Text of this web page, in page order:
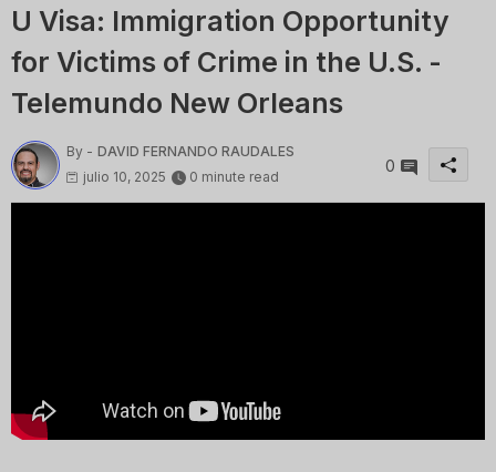
U Visa: Immigration Opportunity
for Victims of Crime in the U.S. -
Telemundo New Orleans
By - DAVID FERNANDO RAUDALES
julio 10, 2025
0 minute read
0